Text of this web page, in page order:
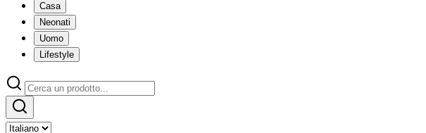
Casa
Neonati
Uomo
Lifestyle